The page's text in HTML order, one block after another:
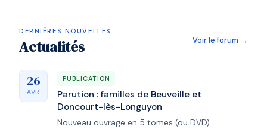
DERNIÈRES NOUVELLES
Actualités Voir le forum →
26
AVR
PUBLICATION
Parution : familles de Beuveille et
Doncourt-lès-Longuyon
Nouveau ouvrage en 5 tomes (ou DVD)